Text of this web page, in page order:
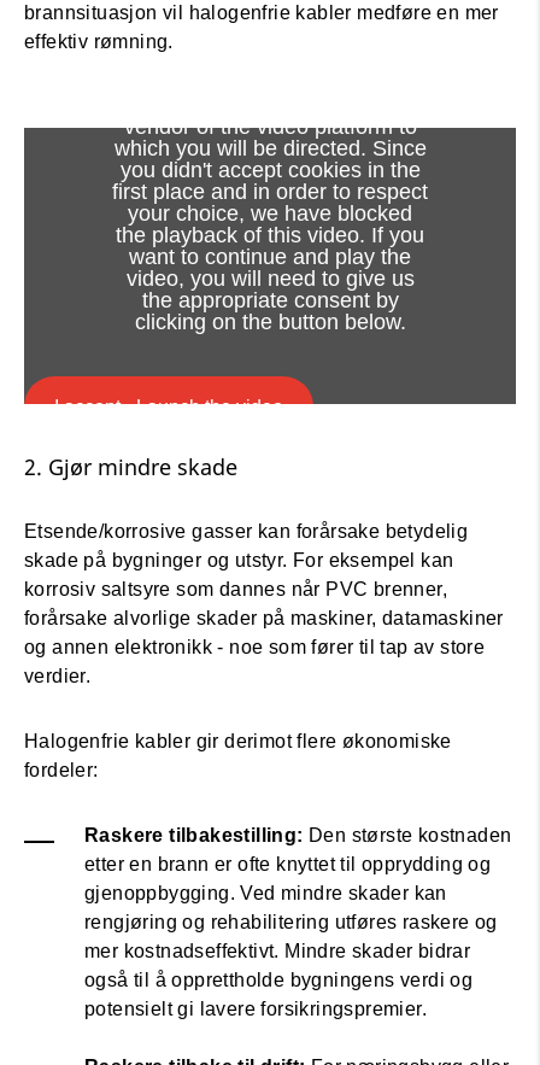
brannsituasjon vil halogenfrie kabler medføre en mer
effektiv rømning.
vendor of the video platform to
which you will be directed. Since
you didn't accept cookies in the
first place and in order to respect
your choice, we have blocked
the playback of this video. If you
want to continue and play the
video, you will need to give us
the appropriate consent by
clicking on the button below.
I accept - Launch the video
Cookie consent
2. Gjør mindre skade
Etsende/korrosive gasser kan forårsake betydelig
skade på bygninger og utstyr. For eksempel kan
korrosiv saltsyre som dannes når PVC brenner,
forårsake alvorlige skader på maskiner, datamaskiner
og annen elektronikk - noe som fører til tap av store
verdier.
Halogenfrie kabler gir derimot flere økonomiske
fordeler:
Raskere tilbakestilling: Den største kostnaden
etter en brann er ofte knyttet til opprydding og
gjenoppbygging. Ved mindre skader kan
rengjøring og rehabilitering utføres raskere og
mer kostnadseffektivt. Mindre skader bidrar
også til å opprettholde bygningens verdi og
potensielt gi lavere forsikringspremier.